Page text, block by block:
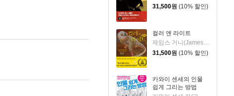
31,500원 (10% 할인)
컬러 앤 라이트
31,500원 (10% 할인)
카와이 센세의 인물
쉽게 그리는 방법